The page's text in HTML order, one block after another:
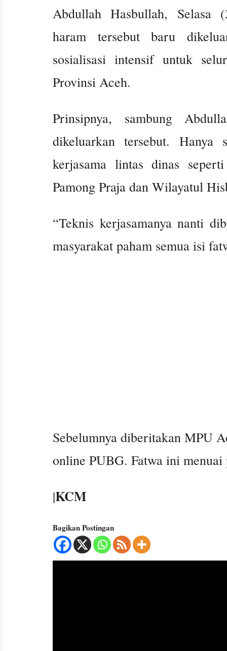
Abdullah Hasbullah, Selasa
haram tersebut baru
sosialisasi intensif untuk
Provinsi Aceh.
Prinsipnya, sambung
dikeluarkan tersebut. Hanya
kerjasama lintas dinas
Pamong Praja dan Wilayatul
“Teknis kerjasamanya nanti
masyarakat paham semua isi
Sebelumnya diberitakan MPU
online PUBG. Fatwa ini
|KCM
Bagikan Postingan